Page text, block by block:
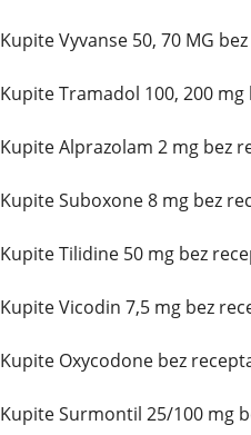
Kupite Vyvanse 50, 70 MG
Kupite Tramadol 100, 200
Kupite Alprazolam 2 mg bez
Kupite Suboxone 8 mg bez
Kupite Tilidine 50 mg bez
Kupite Vicodin 7,5 mg bez
Kupite Oxycodone bez
Kupite Surmontil 25/100 mg